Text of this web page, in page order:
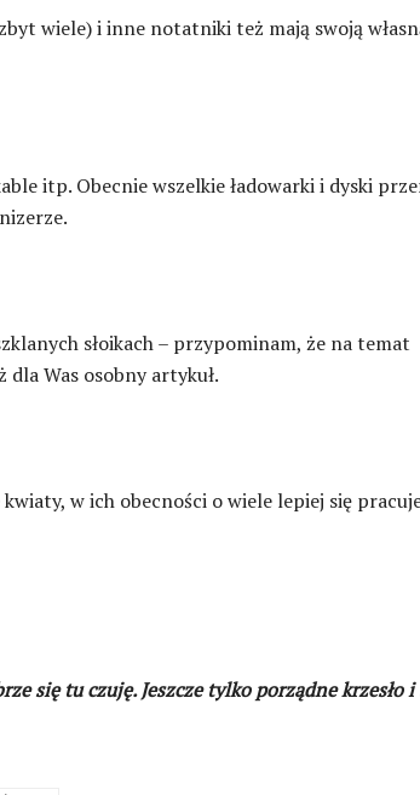
wiele) i inne notatniki też mają swoją
itp. Obecnie wszelkie ładowarki i dyski
słoikach – przypominam, że na temat
Was osobny artykuł.
w ich obecności o wiele lepiej się
się tu czuję. Jeszcze tylko porządne krzesło